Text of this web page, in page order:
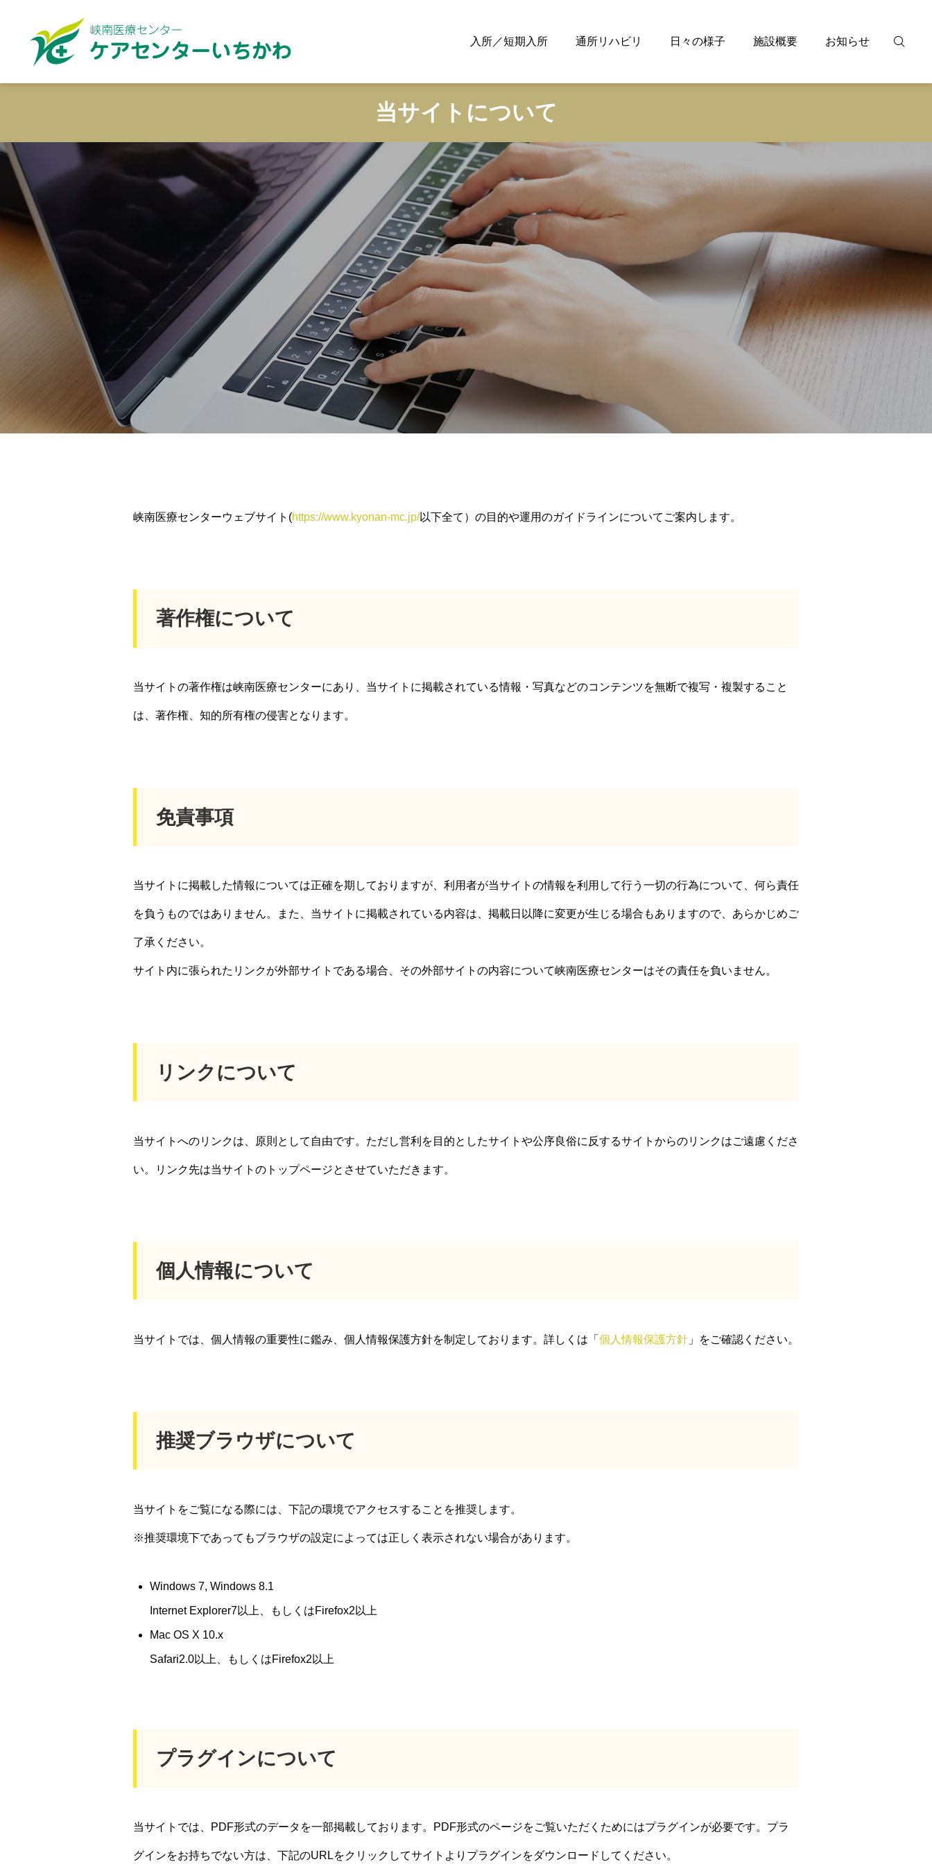
入所／短期入所 通所リハビリ 日々の様子 施設概要 お知らせ
当サイトについて
峡南医療センターウェブサイト(https://www.kyonan-mc.jp/以下全て）の目的や運用のガイドラインについてご案内します。
著作権について
当サイトの著作権は峡南医療センターにあり、当サイトに掲載されている情報・写真などのコンテンツを無断で複写・複製すること
は、著作権、知的所有権の侵害となります。
免責事項
当サイトに掲載した情報については正確を期しておりますが、利用者が当サイトの情報を利用して行う一切の行為について、何ら責任
を負うものではありません。また、当サイトに掲載されている内容は、掲載日以降に変更が生じる場合もありますので、あらかじめご
了承ください。
サイト内に張られたリンクが外部サイトである場合、その外部サイトの内容について峡南医療センターはその責任を負いません。
リンクについて
当サイトへのリンクは、原則として自由です。ただし営利を目的としたサイトや公序良俗に反するサイトからのリンクはご遠慮くださ
い。リンク先は当サイトのトップページとさせていただきます。
個人情報について
当サイトでは、個人情報の重要性に鑑み、個人情報保護方針を制定しております。詳しくは「 個人情報保護方針 」をご確認ください。
推奨ブラウザについて
当サイトをご覧になる際には、下記の環境でアクセスすることを推奨します。
※推奨環境下であってもブラウザの設定によっては正しく表示されない場合があります。
Windows 7, Windows 8.1
Internet Explorer7以上、もしくはFirefox2以上
Mac OS X 10.x
Safari2.0以上、もしくはFirefox2以上
プラグインについて
当サイトでは、PDF形式のデータを一部掲載しております。PDF形式のページをご覧いただくためにはプラグインが必要です。プラ
グインをお持ちでない方は、下記のURLをクリックしてサイトよりプラグインをダウンロードしてください。